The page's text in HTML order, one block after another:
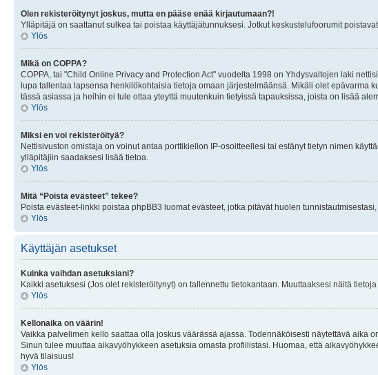
Olen rekisteröitynyt joskus, mutta en pääse enää kirjautumaan?!
Ylläpitäjä on saattanut sulkea tai poistaa käyttäjätunnuksesi. Jotkut keskustelufoorumit
Ylös
Mikä on COPPA?
COPPA, tai "Child Online Privacy and Protection Act" vuodelta 1998 on Yhdysvaltojen laki
lupa tallentaa lapsensa henkilökohtaisia tietoja omaan järjestelmäänsä. Mikäli olet epävarma
tässä asiassa ja heihin ei tule ottaa yteyttä muutenkuin tietyissä tapauksissa, joista on lisää
Ylös
Miksi en voi rekisteröityä?
Nettisivuston omistaja on voinut antaa porttikiellon IP-osoitteellesi tai estänyt tietyn nimen
ylläpitäjiin saadaksesi lisää tietoa.
Ylös
Mitä “Poista evästeet” tekee?
Poista evästeet-linkki poistaa phpBB3 luomat evästeet, jotka pitävät huolen
Ylös
Käyttäjän asetukset
Kuinka vaihdan asetuksiani?
Kaikki asetuksesi (Jos olet rekisteröitynyt) on tallennettu tietokantaan. Muuttaaksesi näitä
Ylös
Kellonaika on väärin!
Vaikka palvelimen kello saattaa olla joskus väärässä ajassa. Todennäköisesti näytettävä aika
Sinun tulee muuttaa aikavyöhykkeen asetuksia omasta profiilistasi. Huomaa, että
hyvä tilaisuus!
Ylös